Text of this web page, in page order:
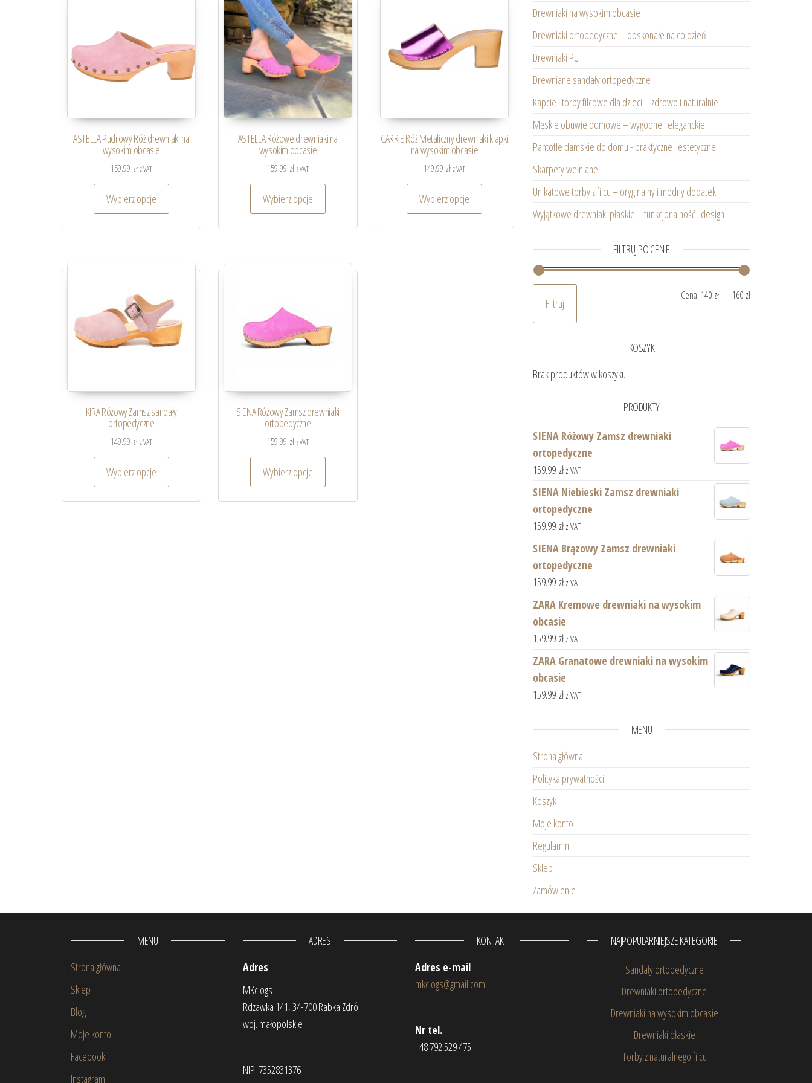
ASTELLA Pudrowy Róż drewniaki na
wysokim obcasie
159.99 zł z VAT
Wybierz opcje
ASTELLA Różowe drewniaki na
wysokim obcasie
159.99 zł z VAT
Wybierz opcje
CARRIE Róż Metaliczny drewniaki klapki
na wysokim obcasie
149.99 zł z VAT
Wybierz opcje
KIRA Różowy Zamsz sandały
ortopedyczne
149.99 zł z VAT
Wybierz opcje
SIENA Różowy Zamsz drewniaki
ortopedyczne
159.99 zł z VAT
Wybierz opcje
Drewniaki na wysokim obcasie
Drewniaki ortopedyczne – doskonałe na co dzień
Drewniaki PU
Drewniane sandały ortopedyczne
Kapcie i torby filcowe dla dzieci – zdrowo i naturalnie
Męskie obuwie domowe – wygodne i eleganckie
Pantofle damskie do domu - praktyczne i estetyczne
Skarpety wełniane
Unikatowe torby z filcu – oryginalny i modny dodatek
Wyjątkowe drewniaki płaskie – funkcjonalność i design
FILTRUJ PO CENIE
Cena min.
Cena maks.
Filtruj
Cena: 140 zł— 160 zł
KOSZYK
Brak produktów w koszyku.
PRODUKTY
SIENA Różowy Zamsz drewniaki
ortopedyczne
159.99 zł z VAT
SIENA Niebieski Zamsz drewniaki
ortopedyczne
159.99 zł z VAT
SIENA Brązowy Zamsz drewniaki
ortopedyczne
159.99 zł z VAT
ZARA Kremowe drewniaki na wysokim
obcasie
159.99 zł z VAT
ZARA Granatowe drewniaki na wysokim
obcasie
159.99 zł z VAT
MENU
Strona główna
Polityka prywatności
Koszyk
Moje konto
Regulamin
Sklep
Zamówienie
MENU
Strona główna
Sklep
Blog
Moje konto
Facebook
Instagram
ADRES
Adres
MKclogs
Rdzawka 141, 34-700 Rabka Zdrój
woj. małopolskie
NIP: 7352831376
KONTAKT
Adres e-mail
mkclogs@gmail.com
Nr tel.
+48 792 529 475
NAJPOPULARNIEJSZE KATEGORIE
Sandały ortopedyczne
Drewniaki ortopedyczne
Drewniaki na wysokim obcasie
Drewniaki płaskie
Torby z naturalnego filcu